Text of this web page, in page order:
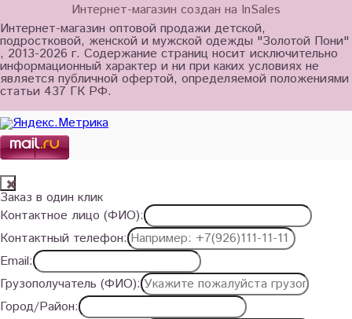
Интернет-магазин создан на InSales
Интернет-магазин оптовой продажи детской,
подростковой, женской и мужской одежды "Золотой Пони"
, 2013-2026 г. Содержание страниц носит исключительно
информационный характер и ни при каких условиях не
является публичной офертой, определяемой положениями
статьи 437 ГК РФ.
Заказ в один клик
Контактное лицо (ФИО):
Контактный телефон:
Email:
Грузополучатель (ФИО):
Город/Район: